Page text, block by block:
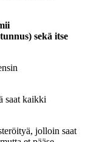
sekä itse
saat kaikki
jolloin saat